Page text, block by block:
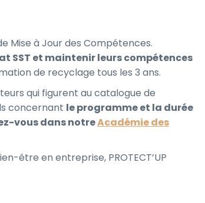
Mise à Jour des Compétences.
SST et maintenir leurs compétences
de recyclage tous les 3 ans.
qui figurent au catalogue de
concernant le programme et la durée
vous dans notreAcadémie des
être en entreprise, PROTECT’UP